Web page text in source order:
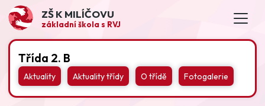
ZŠ K MILÍČOVU
základní škola s RVJ
Třída 2. B
Aktuality Aktuality třídy O třídě Fotogalerie